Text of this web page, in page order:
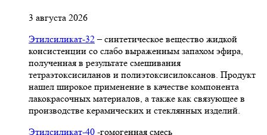
3 августа 2026
Этилсиликат-32– синтетическое вещество жидкой
консистенции со слабо выраженным запахом эфира,
полученная в результате смешивания
тетpаэтоксисиланов и полиэтоксисилоксанов. Продукт
нашел широкое применение в качестве компонента
лакокрасочных материалов, а также как связующее в
производстве керамических и стеклянных изделий.
Этилсиликат-40 -гомогенная смесь